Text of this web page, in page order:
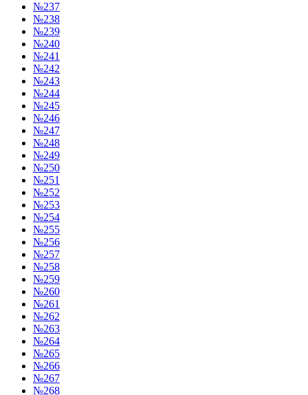
№237
№238
№239
№240
№241
№242
№243
№244
№245
№246
№247
№248
№249
№250
№251
№252
№253
№254
№255
№256
№257
№258
№259
№260
№261
№262
№263
№264
№265
№266
№267
№268